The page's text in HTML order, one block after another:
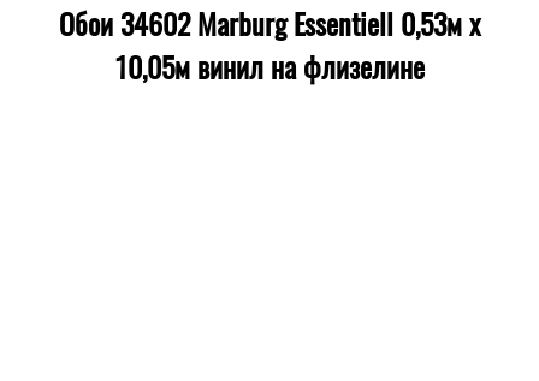
Обои 34602 Marburg Essentiell 0,53м х
10,05м винил на флизелине